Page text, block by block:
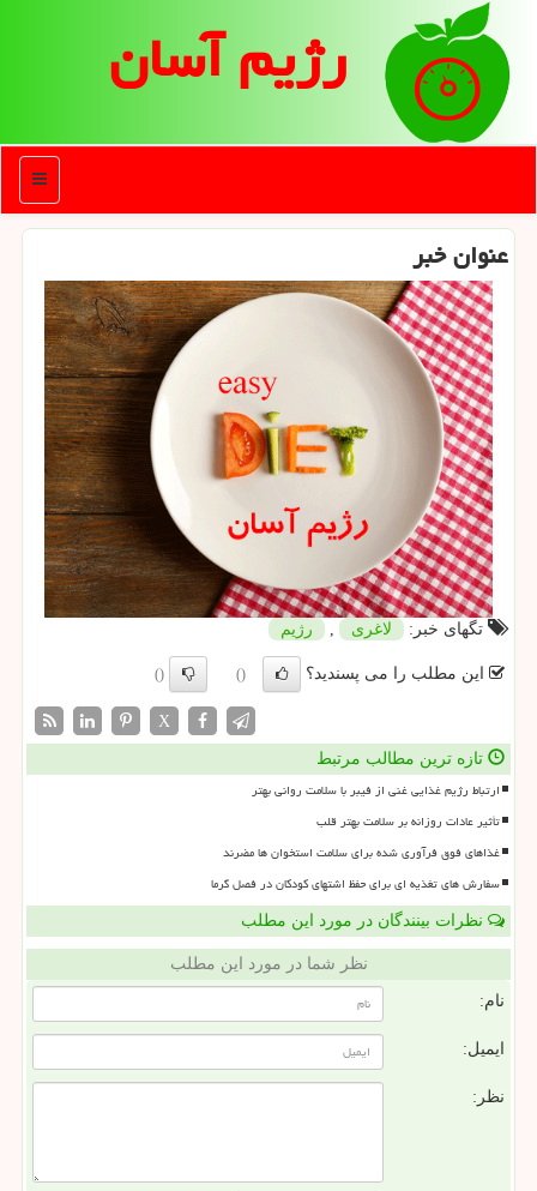
رژیم آسان
منو
عنوان خبر
تگهای خبر: لاغری رژیم
این مطلب را می پسندید؟ ()
()
X
تازه ترین مطالب مرتبط
ارتباط رژیم غذایی غنی از فیبر با سلامت روانی بهتر
تأثیر عادات روزانه بر سلامت بهتر قلب
غذاهای فوق فرآوری شده برای سلامت استخوان ها مضرند
سفارش های تغذیه ای برای حفظ اشتهای کودکان در فصل گرما
نظرات بینندگان در مورد این مطلب
نظر شما در مورد این مطلب
نام:
ایمیل:
نظر: